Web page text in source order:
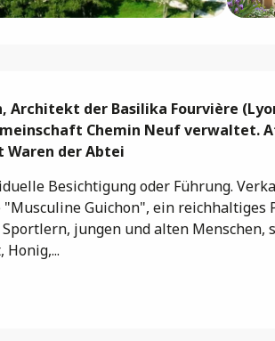
Architekt der Basilika Fourvière
Chemin Neuf verwaltet.
der Abtei
Besichtigung oder Führung.
Guichon", ein reichhaltiges
jungen und alten Menschen,